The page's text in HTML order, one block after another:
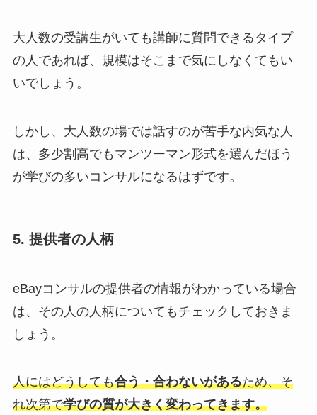
大人数の受講生がいても講師に質問できるタイプ
の人であれば、規模はそこまで気にしなくてもい
いでしょう。
しかし、大人数の場では話すのが苦手な内気な人
は、多少割高でもマンツーマン形式を選んだほう
が学びの多いコンサルになるはずです。
5. 提供者の人柄
eBayコンサルの提供者の情報がわかっている場合
は、その人の人柄についてもチェックしておきま
しょう。
人にはどうしても合う・合わないがあるため、そ
れ次第で学びの質が大きく変わってきます。